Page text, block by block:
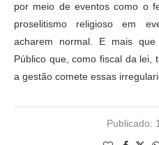
por meio de eventos como o
proselitismo religioso em
acharem normal. E mais
Público que, como fiscal da lei,
a gestão comete essas
Publicado: